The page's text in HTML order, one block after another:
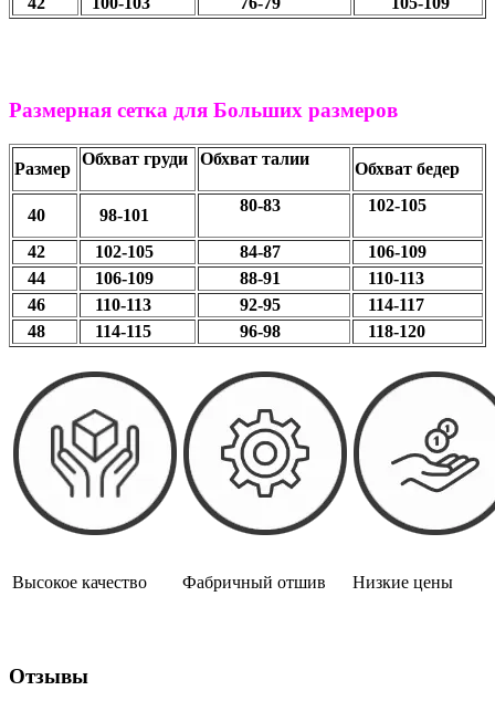
Размерная сетка для Больших размеров
Размер
Обхват груди Обхват талии
Обхват бедер
40 98-101
80-83 102-105
42 102-105 84-87
106-109
44
106-109 88-91
110-113
46
110-113 92-95
114-117
48
114-115 96-98 118-120
Высокое качество Фабричный отшив Низкие цены
Отзывы